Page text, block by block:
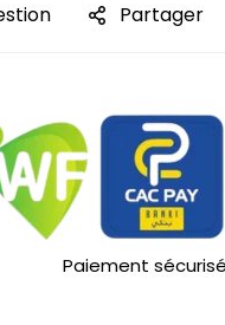
Partager
Paiement